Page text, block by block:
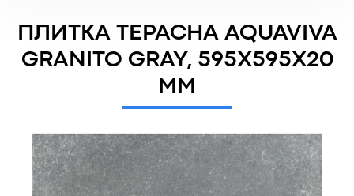
ПЛИТКА ТЕРАСНА AQUAVIVA
GRANITO GRAY, 595X595X20
ММ